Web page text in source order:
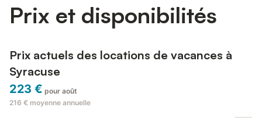
Prix et disponibilités
Prix actuels des locations de vacances à
Syracuse
223 € pour août
216 € moyenne annuelle